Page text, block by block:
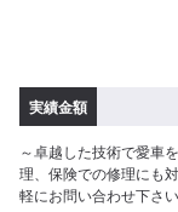
実績金額
～卓越した技術で愛車
理、保険での修理にも
軽にお問い合わせ下さ